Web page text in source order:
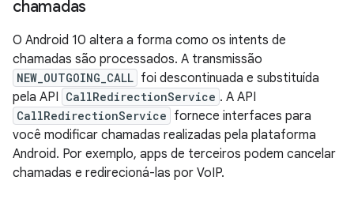
chamadas
O Android 10 altera a forma como os intents de
chamadas são processados. A transmissão
NEW_OUTGOING_CALL foi descontinuada e substituída
pela API CallRedirectionService . A API
CallRedirectionService fornece interfaces para
você modificar chamadas realizadas pela plataforma
Android. Por exemplo, apps de terceiros podem cancelar
chamadas e redirecioná-las por VoIP.